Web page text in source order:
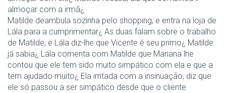
almoçar com a irmã¿
Matilde deambula sozinha pelo shopping, e entra na loja de
Lála para a cumprimentar¿ As duas falam sobre o trabalho
de Matilde, e Lála diz-lhe que Vicente é seu primo¿ Matilde
já sabia¿ Lála comenta com Matilde que Mariana lhe
contou que ele tem sido muito simpático com ela e que a
tem ajudado muito¿ Ela irritada com a insinuação, diz que
ele só passou a ser simpático desde que o cliente